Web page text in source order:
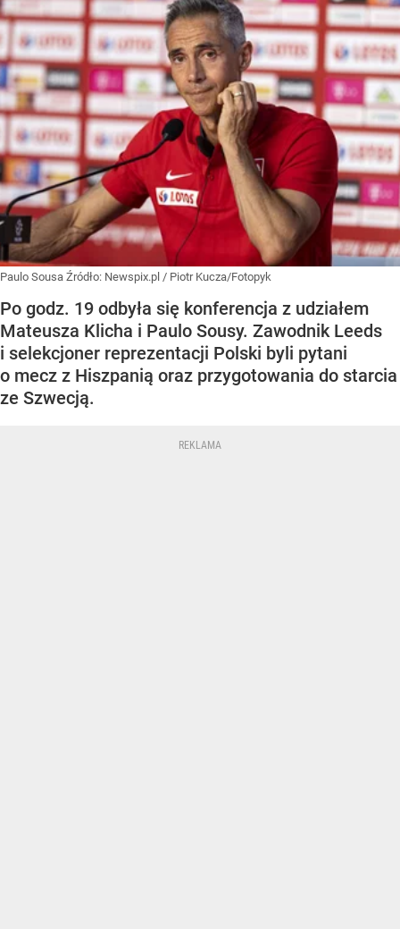
Paulo Sousa Źródło: Newspix.pl / Piotr Kucza/Fotopyk
Po godz. 19 odbyła się konferencja z udziałem
Mateusza Klicha i Paulo Sousy. Zawodnik Leeds
i selekcjoner reprezentacji Polski byli pytani
o mecz z Hiszpanią oraz przygotowania do starcia
ze Szwecją.